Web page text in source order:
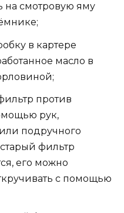
на смотровую яму
в картере
масло в
против
рук,
подручного
фильтр
его можно
с помощью